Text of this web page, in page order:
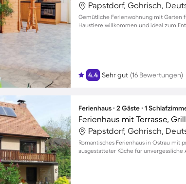
Papstdorf, Gohrisch,
Gemütliche Ferienwohnung mit Garten
Haustiere willkommen und ideal zum
4.4 Sehr gut (16 Bewertungen)
Ferienhaus ∙ 2 Gäste ∙ 1
Ferienhaus mit Terrasse,
Papstdorf, Gohrisch,
Romantisches Ferienhaus in Ostrau mit
ausgestatteter Küche für unvergessliche